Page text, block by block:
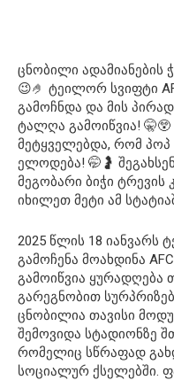
ცნობილი
😉🤌 ტეილორ სვიფტი
გამოჩნდა და მის
ტალღა გამოიწვია!
მეტყველებდა, რომ
ელოდება! 🤭🤰
მეგობარი ბიჭი ტრევის
იხილეთ მეტი ამ
2025 წლის 18 იანვარს
გამოჩენა მოახდინა
გამოიწვია ყურადღება
გარეგნობით
ცნობილია თავისი
შემოვიდა სტადიონზე
რომელიც სწრაფად
სოციალურ ქსელებში.